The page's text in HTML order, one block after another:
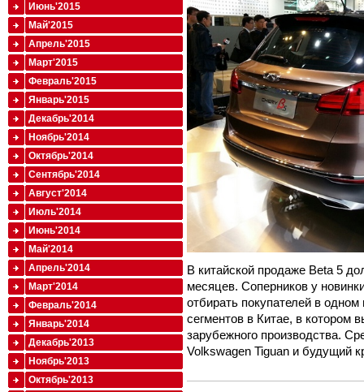
В китайской продаже Beta 5
месяцев. Соперников у
отбирать покупателей в
сегментов в Китае, в котором
зарубежного производства.
Volkswagen Tiguan и будущий
Июнь'2015
Май'2015
Апрель'2015
Март'2015
Февраль'2015
Январь'2015
Декабрь'2014
Ноябрь'2014
Октябрь'2014
Сентябрь'2014
Август'2014
Июль'2014
Июнь'2014
Май'2014
Апрель'2014
Март'2014
Февраль'2014
Январь'2014
Декабрь'2013
Ноябрь'2013
Октябрь'2013